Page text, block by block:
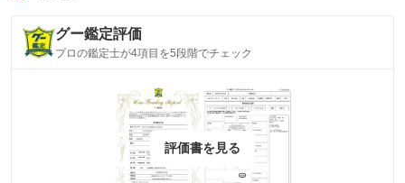
グー鑑定評価
プロの鑑定士が4項目を5段階でチェック
評価書を見る